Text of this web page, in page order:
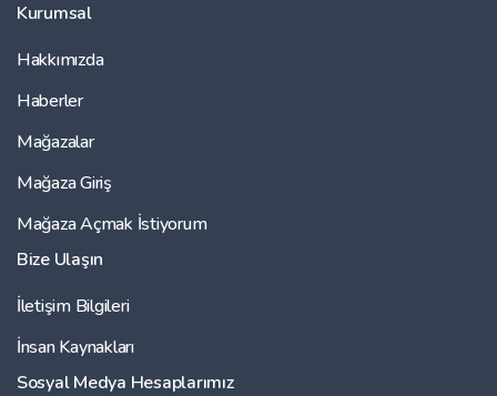
Kurumsal
Hakkımızda
Haberler
Mağazalar
Mağaza Giriş
Mağaza Açmak İstiyorum
Bize Ulaşın
İletişim Bilgileri
İnsan Kaynakları
Sosyal Medya Hesaplarımız